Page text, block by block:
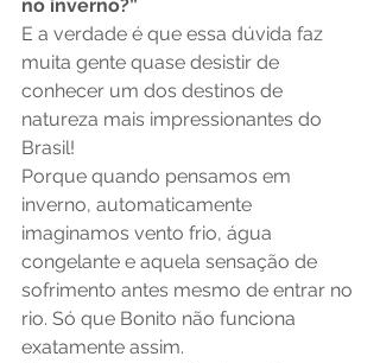
no inverno?”
E a verdade é que essa dúvida faz
muita gente quase desistir de
conhecer um dos destinos de
natureza mais impressionantes do
Brasil!
Porque quando pensamos em
inverno, automaticamente
imaginamos vento frio, água
congelante e aquela sensação de
sofrimento antes mesmo de entrar no
rio. Só que Bonito não funciona
exatamente assim.